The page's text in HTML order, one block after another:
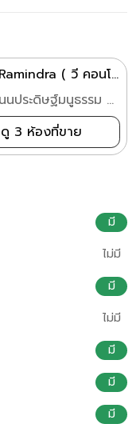
We Condo Ekkamai - Ramindra ( วี คอนโด เอกมัย-รามอินทรา )
ประดิษฐ์มนูธรรม 1 - ถนนประดิษฐ์มนูธรรม ท่าแร้ง บางเขน
ดู 3 ห้องที่ขาย
มี
ไม่มี
มี
ไม่มี
มี
มี
มี